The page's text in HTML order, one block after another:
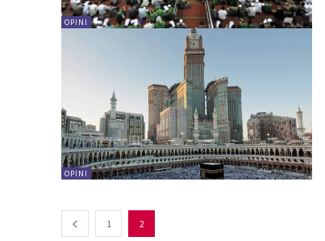
OPINI
OPINI
1 2